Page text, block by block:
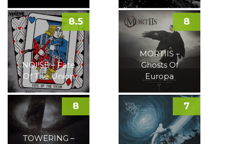
NOI!SE – Fate
Of The Union
8.5
MORTIIS –
Ghosts Of
Europa
8
TOWERING –
8 7